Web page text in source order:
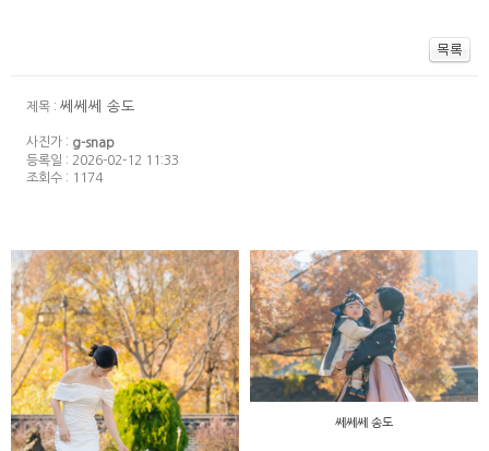
제목 : 쎄쎄쎄 송도
사진가 : g-snap
등록일 : 2026-02-12 11:33
조회수 : 1174
쎄쎄쎄 송도